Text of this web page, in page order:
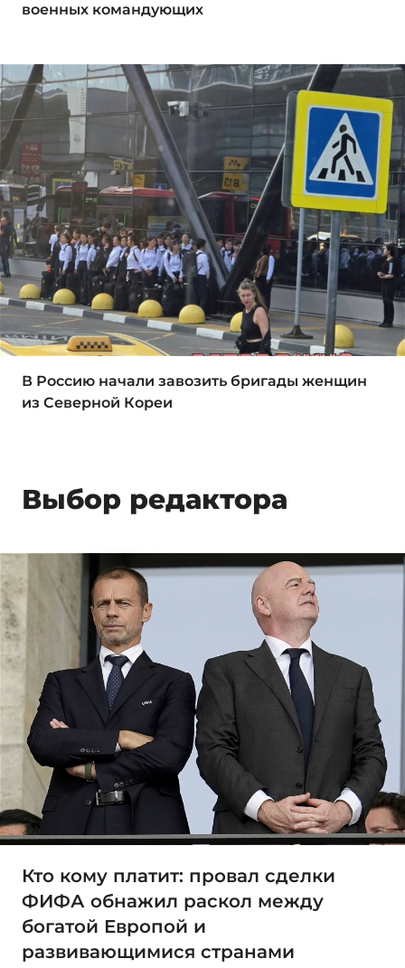
военных командующих
В Россию начали завозить бригады женщин
из Северной Кореи
Выбор редактора
Кто кому платит: провал сделки
ФИФА обнажил раскол между
богатой Европой и
развивающимися странами